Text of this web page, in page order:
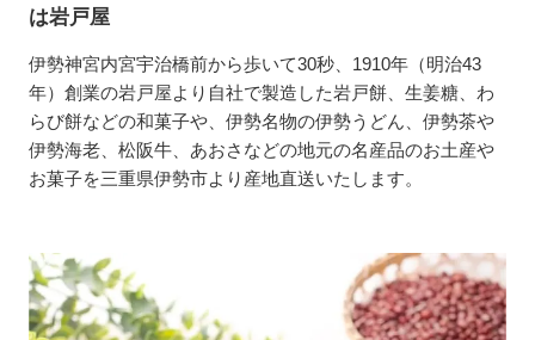
は岩戸屋
伊勢神宮内宮宇治橋前から歩いて30秒、1910年（明治43
年）創業の岩戸屋より自社で製造した岩戸餅、生姜糖、わ
らび餅などの和菓子や、伊勢名物の伊勢うどん、伊勢茶や
伊勢海老、松阪牛、あおさなどの地元の名産品のお土産や
お菓子を三重県伊勢市より産地直送いたします。